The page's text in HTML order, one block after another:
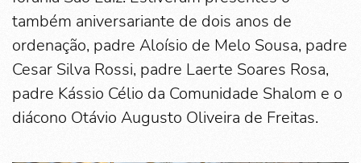
também aniversariante de dois anos de
ordenação, padre Aloísio de Melo Sousa, padre
Cesar Silva Rossi, padre Laerte Soares Rosa,
padre Kássio Célio da Comunidade Shalom e o
diácono Otávio Augusto Oliveira de Freitas.